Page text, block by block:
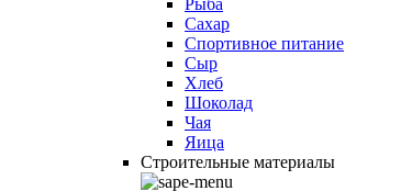
Рыба
Сахар
Спортивное питание
Сыр
Хлеб
Шоколад
Чая
Яица
Строительные материалы